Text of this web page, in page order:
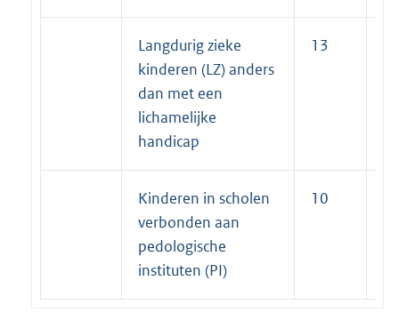
Langdurig zieke
kinderen (LZ) anders
dan met een
lichamelijke
handicap
13
Kinderen in scholen
verbonden aan
pedologische
instituten (PI)
10